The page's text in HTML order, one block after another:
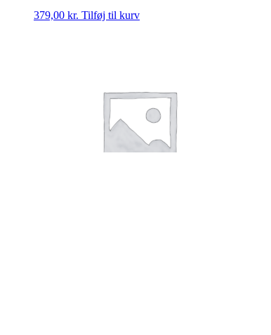
379,00 kr. Tilføj til kurv